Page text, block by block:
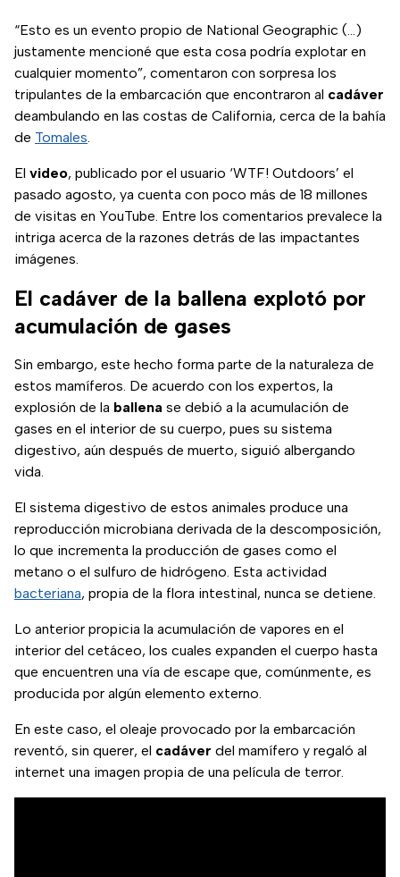
“Esto es un evento propio de National Geographic (...)
justamente mencioné que esta cosa podría explotar en
cualquier momento”, comentaron con sorpresa los
tripulantes de la embarcación que encontraron al cadáver
deambulando en las costas de California, cerca de la bahía
de Tomales.
El video, publicado por el usuario ‘WTF! Outdoors’ el
pasado agosto, ya cuenta con poco más de 18 millones
de visitas en YouTube. Entre los comentarios prevalece la
intriga acerca de la razones detrás de las impactantes
imágenes.
El cadáver de la ballena explotó por
acumulación de gases
Sin embargo, este hecho forma parte de la naturaleza de
estos mamíferos. De acuerdo con los expertos, la
explosión de la ballena se debió a la acumulación de
gases en el interior de su cuerpo, pues su sistema
digestivo, aún después de muerto, siguió albergando
vida.
El sistema digestivo de estos animales produce una
reproducción microbiana derivada de la descomposición,
lo que incrementa la producción de gases como el
metano o el sulfuro de hidrógeno. Esta actividad
bacteriana, propia de la flora intestinal, nunca se detiene.
Lo anterior propicia la acumulación de vapores en el
interior del cetáceo, los cuales expanden el cuerpo hasta
que encuentren una vía de escape que, comúnmente, es
producida por algún elemento externo.
En este caso, el oleaje provocado por la embarcación
reventó, sin querer, el cadáver del mamífero y regaló al
internet una imagen propia de una película de terror.